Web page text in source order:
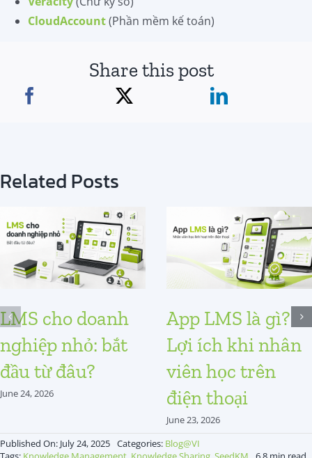
CloudAccount(Phần mềm kế toán)
Share this post
Related Posts
LMS cho doanh
nghiệp nhỏ: bắt
đầu từ đâu?
June 24, 2026
App LMS là gì?
Lợi ích khi nhân
viên học trên
điện thoại
June 23, 2026
Published On: July 24, 2025 Categories: Blog@VI